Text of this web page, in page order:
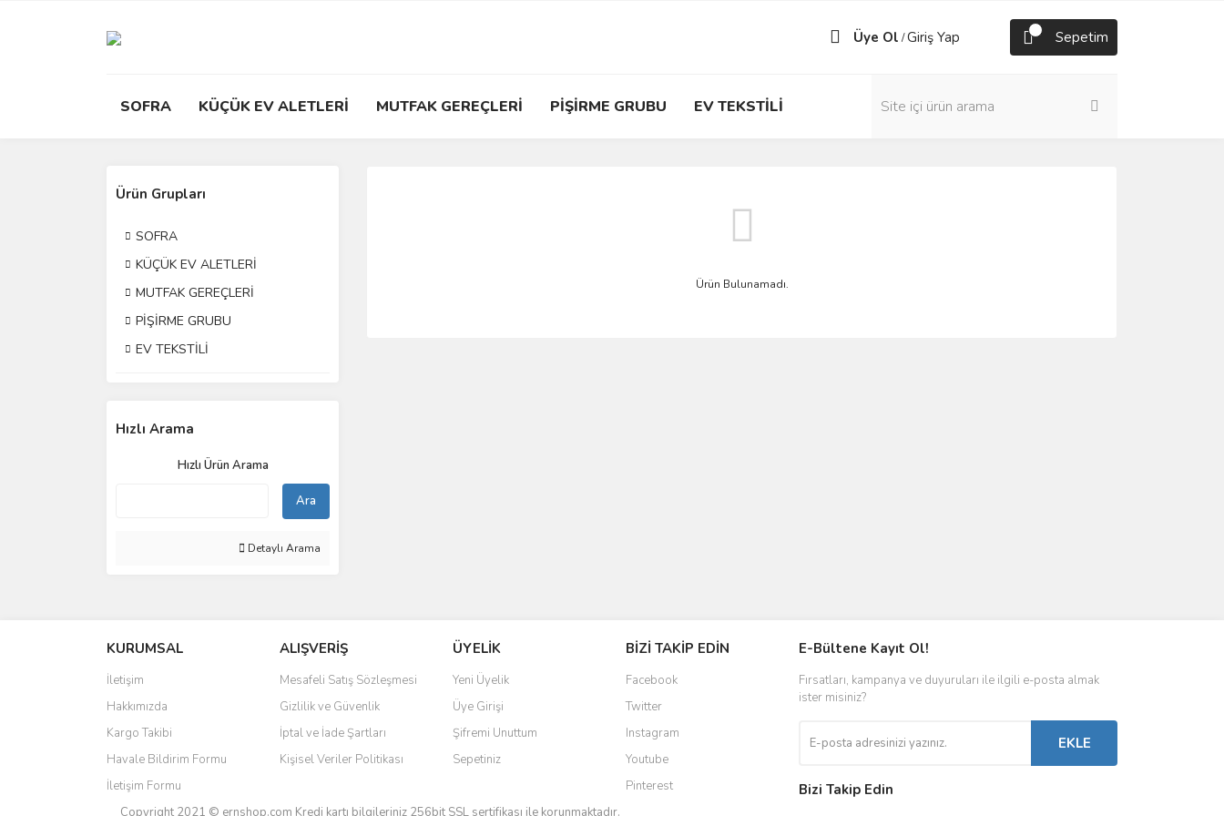
Üye Ol /Giriş Yap Sepetim
SOFRA KÜÇÜK EV ALETLERİ MUTFAK GEREÇLERİ PİŞİRME GRUBU EV TEKSTİLİ
Ürün Grupları
SOFRA
KÜÇÜK EV ALETLERİ
MUTFAK GEREÇLERİ
PİŞİRME GRUBU
EV TEKSTİLİ
Hızlı Arama
Hızlı Ürün Arama
Ara
Detaylı Arama
Ürün Bulunamadı.
KURUMSAL
İletişim
Hakkımızda
Kargo Takibi
Havale Bildirim Formu
İletişim Formu
ALIŞVERİŞ
Mesafeli Satış Sözleşmesi
Gizlilik ve Güvenlik
İptal ve İade Şartları
Kişisel Veriler Politikası
ÜYELİK
Yeni Üyelik
Üye Girişi
Şifremi Unuttum
Sepetiniz
BİZİ TAKİP EDİN
Facebook
Twitter
Instagram
Youtube
Pinterest
Copyright 2021 © ernshop.com Kredi kartı bilgileriniz 256bit SSL sertifikası ile korunmaktadır.
E-Bültene Kayıt Ol!
Fırsatları, kampanya ve duyuruları ile ilgili e-posta almak
ister misiniz?
EKLE
Bizi Takip Edin